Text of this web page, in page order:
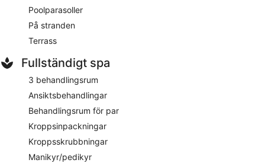
Poolparasoller
På stranden
Terrass
Fullständigt spa
3 behandlingsrum
Ansiktsbehandlingar
Behandlingsrum för par
Kroppsinpackningar
Kroppsskrubbningar
Manikyr/pedikyr